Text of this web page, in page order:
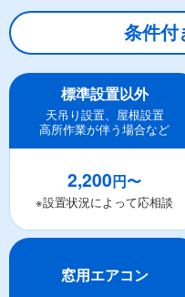
条件付
標準設置以外
天吊り設置、屋根設置
高所作業が伴う場合など
2,200円〜
※設置状況によって応相談
窓用エアコン